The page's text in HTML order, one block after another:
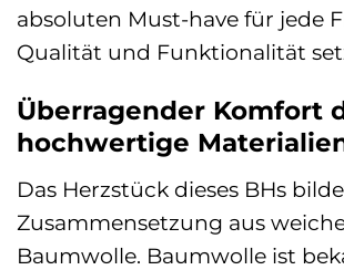
absoluten Must-have für jede
Qualität und Funktionalität
Überragender Komfort
hochwertige
Das Herzstück dieses BHs
Zusammensetzung aus
Baumwolle. Baumwolle ist